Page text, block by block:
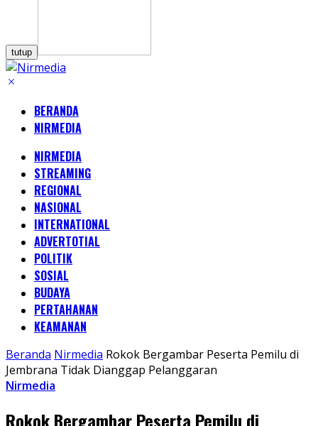
tutup
BERANDA
NIRMEDIA
NIRMEDIA
STREAMING
REGIONAL
NASIONAL
INTERNATIONAL
ADVERTOTIAL
POLITIK
SOSIAL
BUDAYA
PERTAHANAN
KEAMANAN
Beranda Nirmedia Rokok Bergambar Peserta Pemilu di
Jembrana Tidak Dianggap Pelanggaran
Nirmedia
Rokok Bergambar Peserta Pemilu di